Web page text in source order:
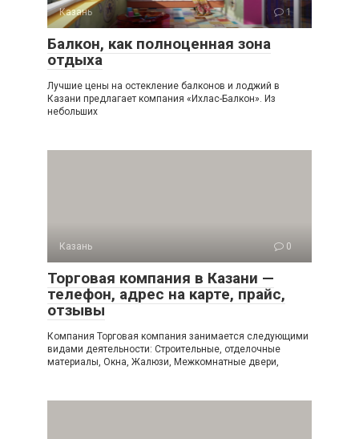
Казань 1
Балкон, как полноценная зона
отдыха
Лучшие цены на остекление балконов и лоджий в
Казани предлагает компания «Ихлас-Балкон». Из
небольших
Казань 0
Торговая компания в Казани —
телефон, адрес на карте, прайс,
отзывы
Компания Торговая компания занимается следующими
видами деятельности: Строительные, отделочные
материалы, Окна, Жалюзи, Межкомнатные двери,